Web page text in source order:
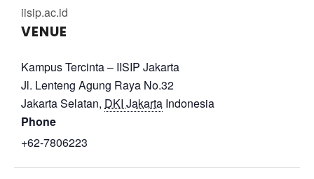
iisip.ac.id
VENUE
Kampus Tercinta – IISIP Jakarta
Jl. Lenteng Agung Raya No.32
Jakarta Selatan, DKI Jakarta Indonesia
Phone
+62-7806223